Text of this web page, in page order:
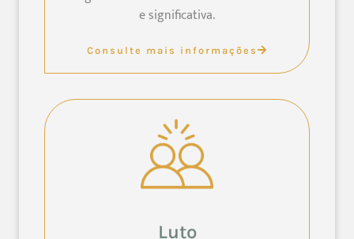
e significativa.
Consulte mais informações
Luto